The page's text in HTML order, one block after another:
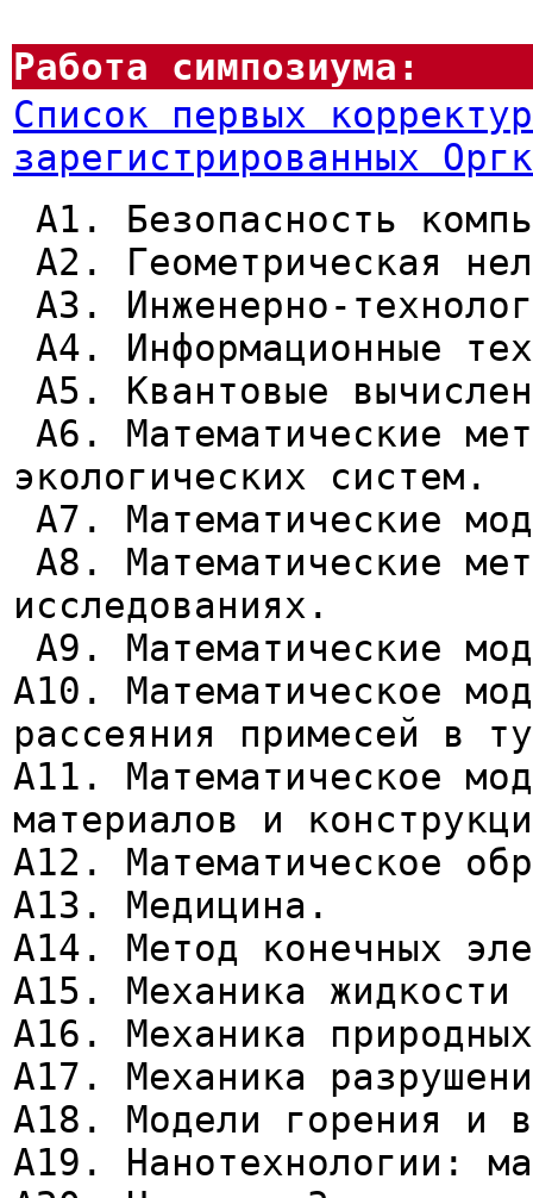
Работа симпозиума:
Список первых
зарегистрированных
А1. Безопасность
А2. Геометрическая
А3. Инженерно-
А4. Информационные
А5. Квантовые
А6. Математические
экологических систем.
А7. Математические
А8. Математические
исследованиях.
А9. Математические
А10. Математическое
рассеяния примесей в
А11. Математическое
материалов и
А12. Математическое
А13. Медицина.
А14. Метод конечных
А15. Механика
А16. Механика
А17. Механика
А18. Модели горения и
А19. Нанотехнологии: